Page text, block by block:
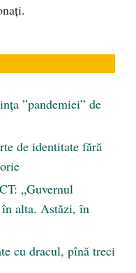
”pandemiei” de
de identitate fără
„Guvernul
alta. Astăzi, în
cu dracul, pînă treci